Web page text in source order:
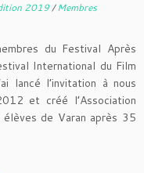
2019/Membres
du Festival Après
International du Film
lancé l’invitation à nous
et créé l’Association
de Varan après 35